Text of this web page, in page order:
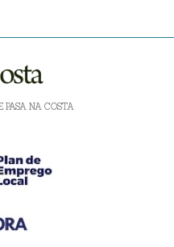
PASA NA COSTA